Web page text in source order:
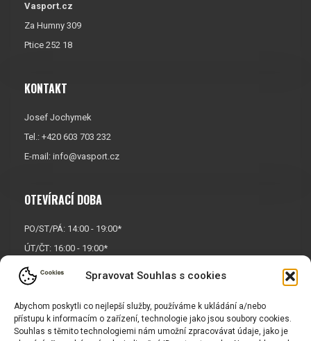
Spravovat Souhlas s cookies
Abychom poskytli co nejlepší služby, používáme k ukládání a/nebo
přístupu k informacím o zařízení, technologie jako jsou soubory cookies.
Souhlas s těmito technologiemi nám umožní zpracovávat údaje, jako je
Vasport.cz
Za Humny 309
Ptice 252 18
KONTAKT
Josef Jochymek
Tel.: +420 603 703 232
E-mail: info@vasport.cz
OTEVÍRACÍ DOBA
PO/ST/PÁ: 14:00 - 19:00*
ÚT/ČT: 16:00 - 19:00*
Sobota: 9:00 - 17:00*
Neděle:
* Říjen, listopad a prosinec
OTEVŘENO POUZE
PO/ST/PÁ